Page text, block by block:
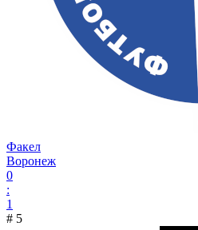
Факел
Воронеж
0
:
1
# 5